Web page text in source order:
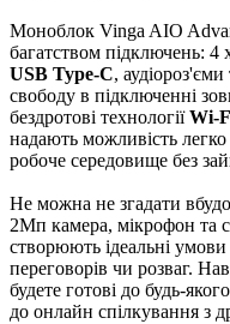
Моноблок Vinga AIO
багатством підключень:
USB Type-C,
свободу в підключенні
бездротові технологіїWi-
надають можливість
робоче середовище без
Не можна не згадати
2Мп камера, мікрофон та
створюють ідеальні
переговорів чи розваг.
будете готові до будь-
до онлайн спілкування з